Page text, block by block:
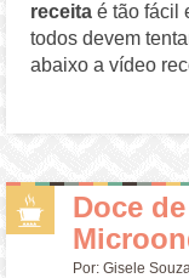
receita é tão fácil
todos devem
abaixo a vídeo
Doce
Por:Gisele